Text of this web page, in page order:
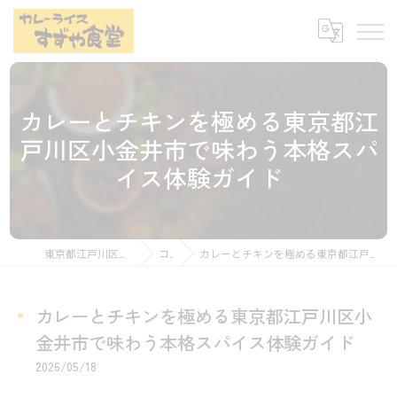
カレーとチキンを極める東京都江
戸川区小金井市で味わう本格スパ
イス体験ガイド
コラム カレーとチキンを極める東京都江戸川区小金井市で味わう本格スパイス体験ガイド
カレーとチキンを極める東京都江戸川区小
金井市で味わう本格スパイス体験ガイド
2026/05/18